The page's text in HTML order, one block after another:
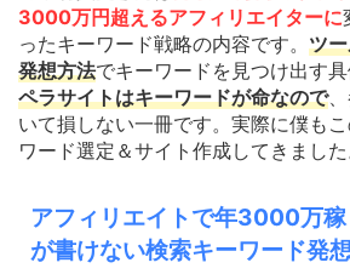
3000万円超えるアフィリエイターに
ったキーワード戦略の内容です。 ツ
発想方法でキーワードを見つけ出す具
ペラサイトはキーワードが命なので
いて損しない一冊です。実際に僕も
ワード選定＆サイト作成してきました
アフィリエイトで年3000万
が書けない検索キーワード発